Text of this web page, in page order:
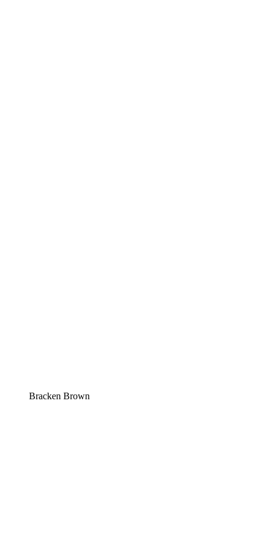
Bracken Brown